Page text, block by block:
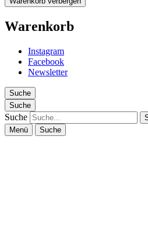
Warenkorb
Instagram
Facebook
Newsletter
Suche
Suche
Suche
Menü Suche